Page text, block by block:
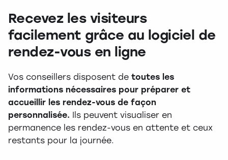
Recevez les visiteurs
facilement grâce au logiciel de
rendez-vous en ligne
Vos conseillers disposent de toutes les
informations nécessaires pour préparer et
accueillir les rendez-vous de façon
personnalisée. Ils peuvent visualiser en
permanence les rendez-vous en attente et ceux
restants pour la journée.